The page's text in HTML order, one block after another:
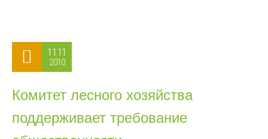
11.11
2010
Комитет лесного хозяйства
поддерживает требование